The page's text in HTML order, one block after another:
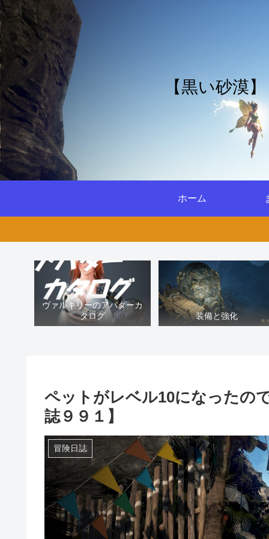
【黒い砂漠
ホーム
ヴァルキリーのアバターカ
タログ
装備と強化
ペットがレベル10になったの
誌９９１】
冒険日誌